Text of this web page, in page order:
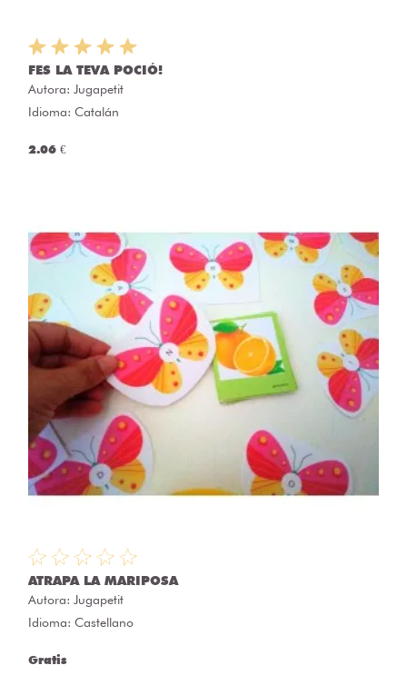
FES LA TEVA POCIÓ!
Autora: Jugapetit
Idioma: Catalán
2.06 €
ATRAPA LA MARIPOSA
Autora: Jugapetit
Idioma: Castellano
Gratis